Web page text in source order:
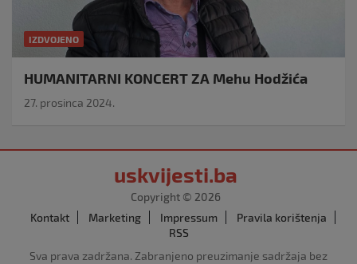
IZDVOJENO
HUMANITARNI KONCERT ZA Mehu Hodžića
27. prosinca 2024.
uskvijesti.ba
Copyright © 2026
Kontakt
Marketing Impressum
Pravila korištenja
RSS
Sva prava zadržana. Zabranjeno preuzimanje sadržaja bez